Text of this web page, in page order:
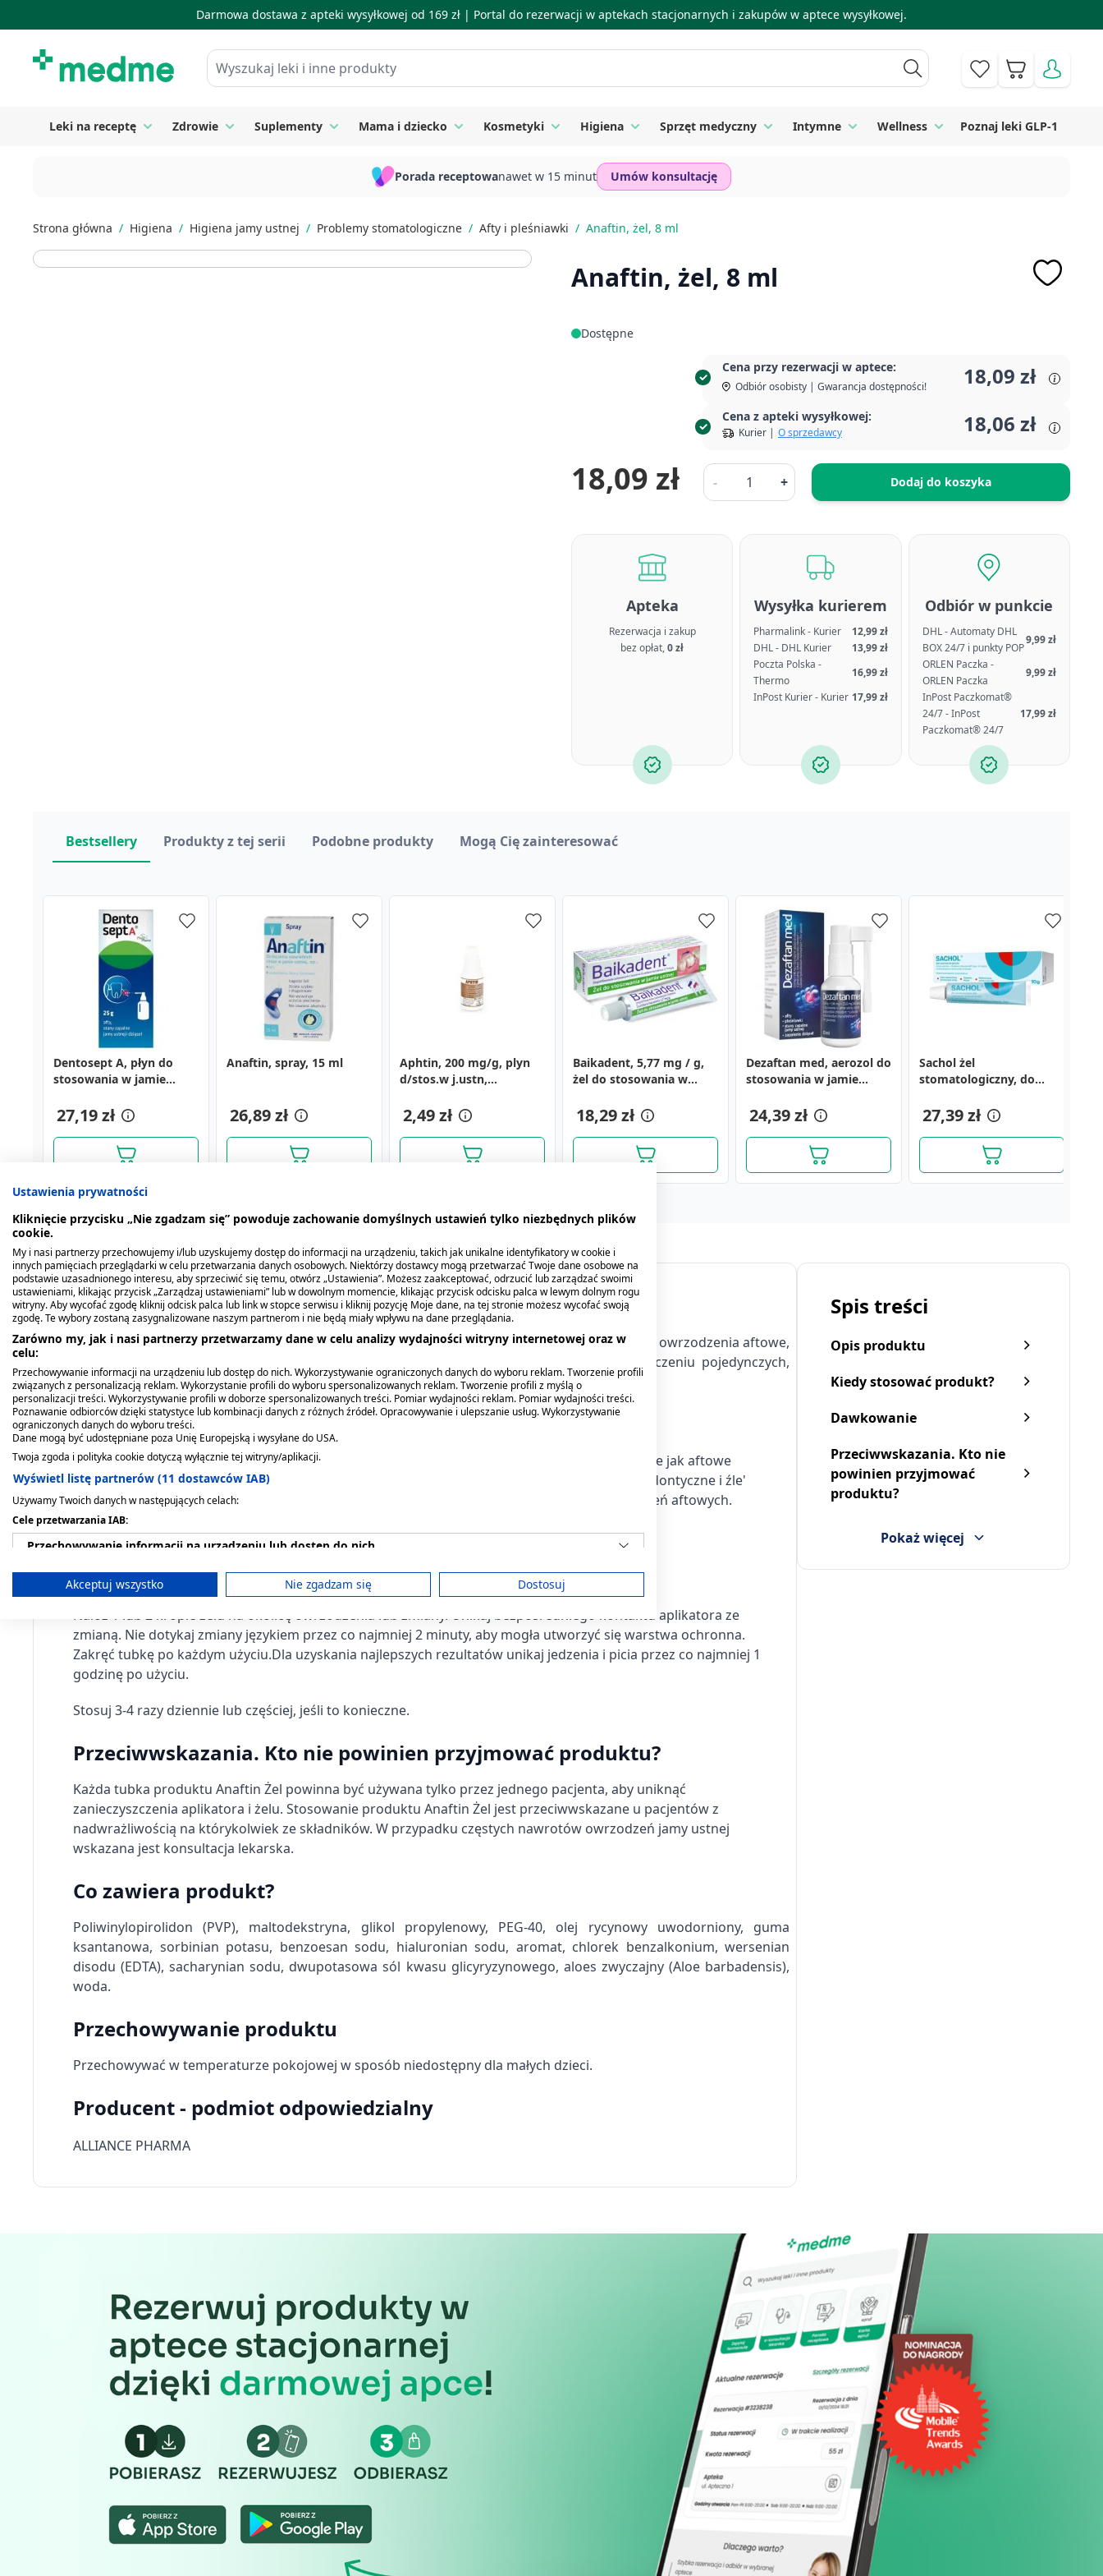
Darmowa dostawa z apteki wysyłkowej od 169 zł | Portal do rezerwacji w aptekach stacjonarnych i zakupów w aptece wysyłkowej.
Wyszukaj leki i inne produkty
Koszyk
Leki na receptę Toggle submenu for Leki na receptę
Zdrowie Toggle submenu for Zdrowie
Suplementy Toggle submenu for Suplementy
Mama i dziecko Toggle submenu for Mama i dziecko
Kosmetyki Toggle submenu for Kosmetyki
Higiena Toggle submenu for Higiena
Sprzęt medyczny Toggle submenu for Sprzęt medyczny
Intymne Toggle submenu for Intymne
Wellness Toggle submenu for Wellness
Poznaj leki GLP-1
Porada receptowanawet w 15 minut Umów konsultację
Strona główna / Higiena / Higiena jamy ustnej / Problemy stomatologiczne / Afty i pleśniawki / Anaftin, żel, 8 ml
Anaftin, żel, 8 ml
Dostępne
Cena przy rezerwacji w aptece:
Odbiór osobisty | Gwarancja dostępności! 18,09 zł
Cena z apteki wysyłkowej:
Kurier | O sprzedawcy 18,06 zł
18,09 zł -
Ilość
+ Dodaj do koszyka
Apteka
Rezerwacja i zakup
bez opłat,0 zł
Wysyłka kurierem
Pharmalink - Kurier
12,99 zł
DHL - DHL Kurier
13,99 zł
Poczta Polska -
Thermo
16,99 zł
InPost Kurier - Kurier 17,99 zł
Odbiór w punkcie
DHL - Automaty DHL
BOX 24/7 i punkty POP
9,99 zł
ORLEN Paczka -
ORLEN Paczka
9,99 zł
InPost Paczkomat®
24/7 - InPost
Paczkomat® 24/7
17,99 zł
Dentosept A, płyn do
stosowania w jamie
aplikator)
27,19 zł
Anaftin, spray, 15 ml
26,89 zł
Aphtin, 200 mg/g, plyn
d/stos.w j.ustn,
2,49 zł
Baikadent, 5,77 mg / g,
żel do stosowania w
18,29 zł
Dezaftan med, aerozol do
stosowania w jamie
24,39 zł
Sachol żel
stomatologiczny, do
ustnej i na dziąsła, 10 g
27,39 zł
Bestsellery Produkty z tej serii Podobne produkty Mogą Cię zainteresować
Anaftin, spray, 15 ml
26,89 zł
Anaftin, płyn do
stosowania w jamie
ustnej, 120 ml
22,19 zł
Anaftin, spray, 15 ml
26,89 zł
Anaftin, płyn do
22,19 zł
Sachodent, 87,1 mg/g,
żel do stosowania w
9,89 zł
Octenisept, płyn na
skórę, 50 ml (atomizer)
Maść pięciornikowa
Maść arnikowa Arnimax,
40 g
Spis treści
Opis produktu
Kiedy stosować produkt?
Dawkowanie
Przeciwwskazania. Kto nie
powinien przyjmować
produktu?
Pokaż więcej
Opis produktu
Łagodzi dolegliwości bólowe wywołane przez niewielkie zmiany w jamie ustnej, takie jak: afty, owrzodzenia aftowe,
uszkodzenia błony śluzowej, aftowe zapalenie jamy ustnej. Forma żelu sprawdzi się w leczeniu pojedynczych,
ograniczonych zmian.Długi aplikator umożliwia precyzyjne naniesienie żelu na zmianę.
Kiedy stosować produkt?
Anaftin Żel łagodzi dolegliwości bólowe wywołane przez niewielkie zmiany w jamie ustnej, takie jak aftowe
zapalenie jamy ustnej, owrzodzenia aftowe, jak również zmiany wywołane przez aparaty ortodontyczne i źle'
dopasowane protezy. Jest również wskazany do stosowania w przypadku rozległych owrzodzeń aftowych.
Dawkowanie
Sposób użycia:
Nałóż 1 lub 2 krople żelu na okolicę owrzodzenia lub zmiany. Unikaj bezpośredniego kontaktu aplikatora ze
zmianą. Nie dotykaj zmiany językiem przez co najmniej 2 minuty, aby mogła utworzyć się warstwa ochronna.
Zakręć tubkę po każdym użyciu.Dla uzyskania najlepszych rezultatów unikaj jedzenia i picia przez co najmniej 1
godzinę po użyciu.
Stosuj 3-4 razy dziennie lub częściej, jeśli to konieczne.
Przeciwwskazania. Kto nie powinien przyjmować produktu?
Każda tubka produktu Anaftin Żel powinna być używana tylko przez jednego pacjenta, aby uniknąć
zanieczyszczenia aplikatora i żelu. Stosowanie produktu Anaftin Żel jest przeciwwskazane u pacjentów z
nadwrażliwością na którykolwiek ze składników. W przypadku częstych nawrotów owrzodzeń jamy ustnej
wskazana jest konsultacja lekarska.
Co zawiera produkt?
Poliwinylopirolidon (PVP), maltodekstryna, glikol propylenowy, PEG-40, olej rycynowy uwodorniony, guma
ksantanowa, sorbinian potasu, benzoesan sodu, hialuronian sodu, aromat, chlorek benzalkonium, wersenian
disodu (EDTA), sacharynian sodu, dwupotasowa sól kwasu glicyryzynowego, aloes zwyczajny (Aloe barbadensis),
woda.
Przechowywanie produktu
Przechowywać w temperaturze pokojowej w sposób niedostępny dla małych dzieci.
Producent - podmiot odpowiedzialny
ALLIANCE PHARMA
Ustawienia prywatności
Kliknięcie przycisku „Nie zgadzam się” powoduje zachowanie domyślnych ustawień tylko niezbędnych plików
cookie.
My i nasi partnerzy przechowujemy i/lub uzyskujemy dostęp do informacji na urządzeniu, takich jak unikalne identyfikatory w cookie i
innych pamięciach przeglądarki w celu przetwarzania danych osobowych. Niektórzy dostawcy mogą przetwarzać Twoje dane osobowe na
podstawie uzasadnionego interesu, aby sprzeciwić się temu, otwórz „Ustawienia”. Możesz zaakceptować, odrzucić lub zarządzać swoimi
ustawieniami, klikając przycisk „Zarządzaj ustawieniami” lub w dowolnym momencie, klikając przycisk odcisku palca w lewym dolnym rogu
witryny. Aby wycofać zgodę kliknij odcisk palca lub link w stopce serwisu i kliknij pozycję Moje dane, na tej stronie możesz wycofać swoją
zgodę. Te wybory zostaną zasygnalizowane naszym partnerom i nie będą miały wpływu na dane przeglądania.
Zarówno my, jak i nasi partnerzy przetwarzamy dane w celu analizy wydajności witryny internetowej oraz w
celu:
Przechowywanie informacji na urządzeniu lub dostęp do nich. Wykorzystywanie ograniczonych danych do wyboru reklam. Tworzenie profili
związanych z personalizacją reklam. Wykorzystanie profili do wyboru spersonalizowanych reklam. Tworzenie profili z myślą o
personalizacji treści. Wykorzystywanie profili w doborze spersonalizowanych treści. Pomiar wydajności reklam. Pomiar wydajności treści.
Poznawanie odbiorców dzięki statystyce lub kombinacji danych z różnych źródeł. Opracowywanie i ulepszanie usług. Wykorzystywanie
ograniczonych danych do wyboru treści.
Dane mogą być udostępniane poza Unię Europejską i wysyłane do USA.
Twoja zgoda i polityka cookie dotyczą wyłącznie tej witryny/aplikacji.
Wyświetl listę partnerów (11 dostawców IAB)
Używamy Twoich danych w następujących celach:
Cele przetwarzania IAB:
Przechowywanie informacji na urządzeniu lub dostęp do nich
Wykorzystywanie ograniczonych danych do wyboru reklam
Wykorzystanie profili do wyboru spersonalizowanych reklam
Tworzenie profili w celu personalizacji treści
Wykorzystywanie profili w celu doboru spersonalizowanych treści
Pomiar efektywności reklam
Pomiar efektywności treści
Rozumienie odbiorców dzięki statystyce lub kombinacji danych z różnych źródeł
Rozwój i ulepszanie usług
Wykorzystywanie ograniczonych danych do wyboru treści
Użycie dokładnych danych geolokalizacyjnych
Identyfikowanie urządzeń na podstawie aktywnie żądanych informacji
Cele przetwarzania inne niż IAB:
Niezbędne
Akceptuj wszystko Nie zgadzam się Dostosuj